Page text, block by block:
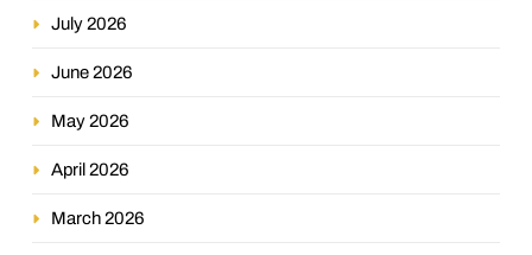
July 2026
June 2026
May 2026
April 2026
March 2026